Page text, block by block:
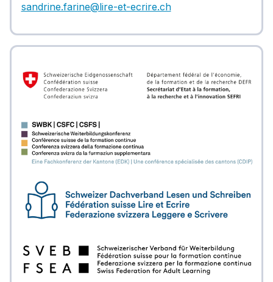
sandrine.farine@lire-et-ecrire.ch